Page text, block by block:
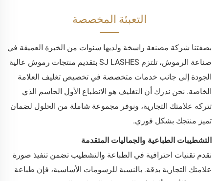
التعبئة المخصصة
بصفتنا شركة مصنعة راسخة ولديها سنوات من الخبرة العميقة في
صناعة الرموش، تلتزم SJ LASHES بتقديم منتجات رموش عالية
الجودة إلى جانب خدمات متخصصة في تخصيص تغليف العلامة
الخاصة. نحن ندرك أن التغليف هو الانطباع الأول الحاسم الذي
تتركه علامتك التجارية، ونوفر مجموعة شاملة من الحلول لضمان
تميز منتجك بشكل فوري.
التشطيبات الطباعية والجماليات المتقدمة
نقدم تقنيات احترافية في الطباعة والتشطيب تضمن تنفيذ صورة
علامتك التجارية بدقة. بالنسبة للرسومات الأساسية، فإن طباعة